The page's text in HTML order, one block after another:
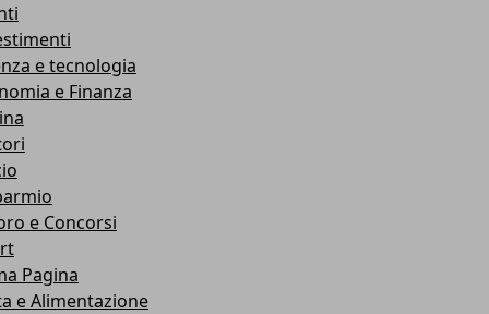
e tecnologia
e Finanza
e Concorsi
Pagina
e Alimentazione